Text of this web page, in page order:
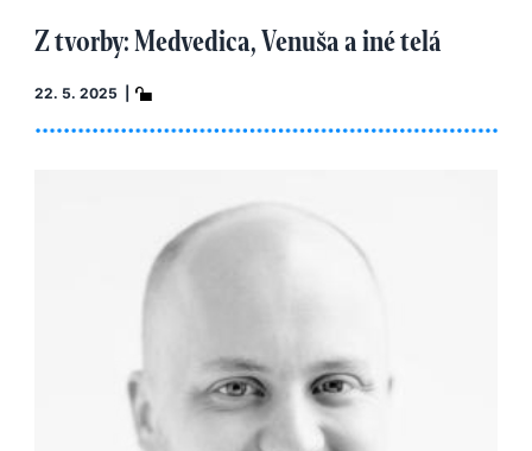
Z tvorby: Medvedica, Venuša a iné telá
22. 5. 2025 |